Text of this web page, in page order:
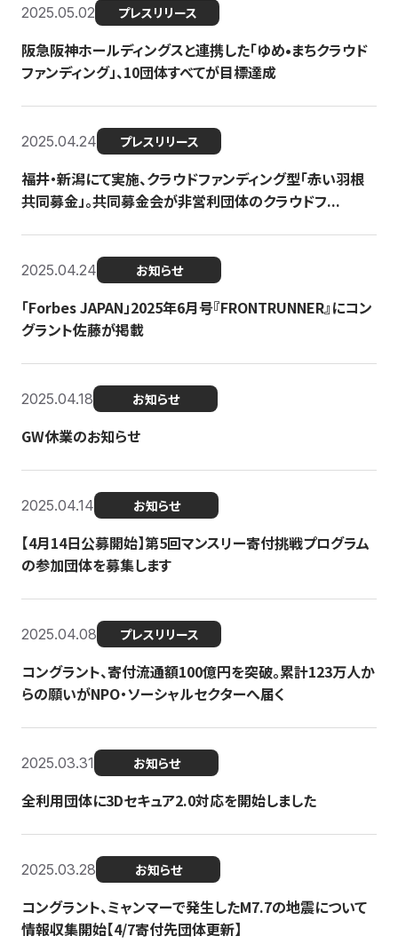
2025.05.02 プレスリリース
阪急阪神ホールディングスと連携した「ゆめ•まちクラウド
ファンディング」、10団体すべてが目標達成
2025.04.24 プレスリリース
福井・新潟にて実施、クラウドファンディング型「赤い羽根
共同募金」。共同募金会が非営利団体のクラウドフ...
2025.04.24 お知らせ
「Forbes JAPAN」2025年6月号『FRONTRUNNER』にコン
グラント佐藤が掲載
2025.04.18 お知らせ
GW休業のお知らせ
2025.04.14 お知らせ
【4月14日公募開始】第5回マンスリー寄付挑戦プログラム
の参加団体を募集します
2025.04.08 プレスリリース
コングラント、寄付流通額100億円を突破。累計123万人か
らの願いがNPO・ソーシャルセクターへ届く
2025.03.31 お知らせ
全利用団体に3Dセキュア2.0対応を開始しました
2025.03.28 お知らせ
コングラント、ミャンマーで発生したM7.7の地震について
情報収集開始【4/7寄付先団体更新】